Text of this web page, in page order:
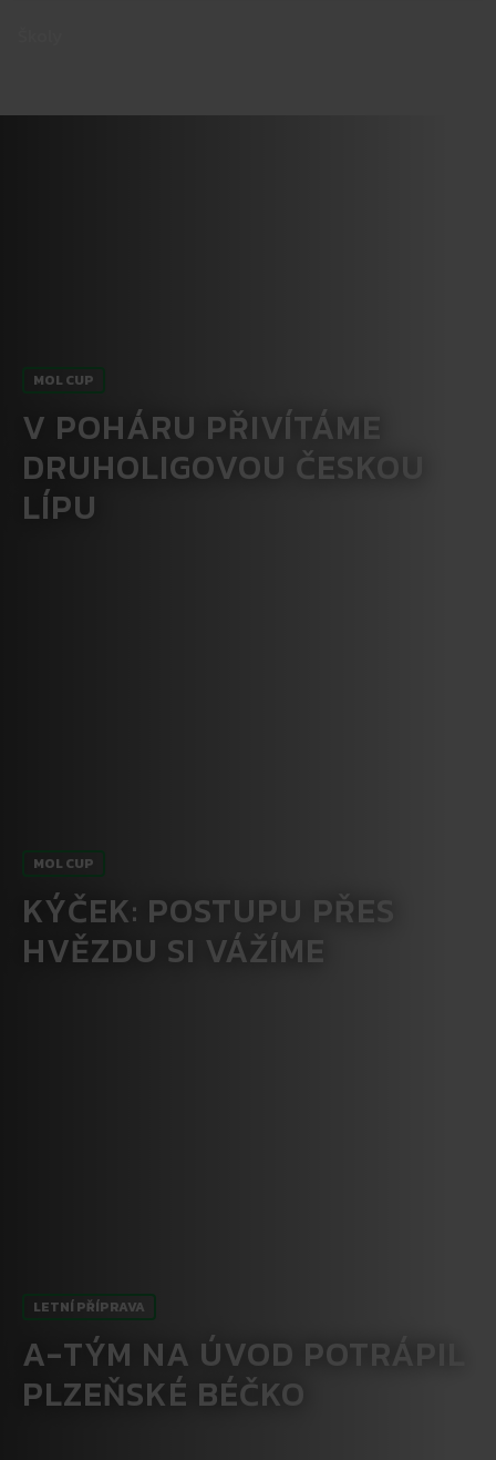
MOL CUP
V POHÁRU PŘIVÍTÁME
DRUHOLIGOVOU ČESKOU
LÍPU
MOL CUP
KÝČEK: POSTUPU PŘES
HVĚZDU SI VÁŽÍME
LETNÍ PŘÍPRAVA
A-TÝM NA ÚVOD POTRÁPIL
PLZEŇSKÉ BÉČKO